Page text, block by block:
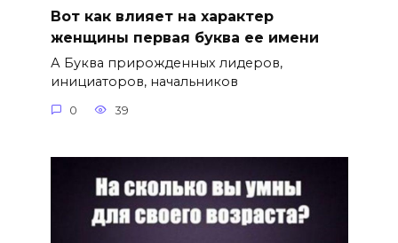
Вот как влияет на характер
женщины первая буква ее имени
А Буква прирожденных лидеров,
инициаторов, начальников
0 39